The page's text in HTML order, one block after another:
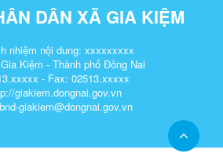
DÂN XÃ GIA KIỆM
nhiệm nội dung: xxxxxxxxx
Kiệm - Thành phố Đồng Nai
- Fax: 02513.xxxxx
giakiem.dongnai.gov.vn
giakiem@dongnai.gov.vn​